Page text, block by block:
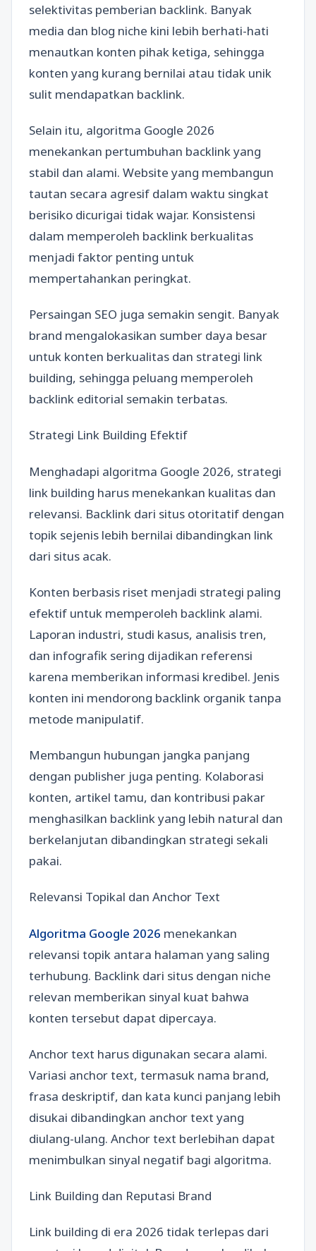
selektivitas pemberian backlink. Banyak
media dan blog niche kini lebih berhati-hati
menautkan konten pihak ketiga, sehingga
konten yang kurang bernilai atau tidak unik
sulit mendapatkan backlink.
Selain itu, algoritma Google 2026
menekankan pertumbuhan backlink yang
stabil dan alami. Website yang membangun
tautan secara agresif dalam waktu singkat
berisiko dicurigai tidak wajar. Konsistensi
dalam memperoleh backlink berkualitas
menjadi faktor penting untuk
mempertahankan peringkat.
Persaingan SEO juga semakin sengit. Banyak
brand mengalokasikan sumber daya besar
untuk konten berkualitas dan strategi link
building, sehingga peluang memperoleh
backlink editorial semakin terbatas.
Strategi Link Building Efektif
Menghadapi algoritma Google 2026, strategi
link building harus menekankan kualitas dan
relevansi. Backlink dari situs otoritatif dengan
topik sejenis lebih bernilai dibandingkan link
dari situs acak.
Konten berbasis riset menjadi strategi paling
efektif untuk memperoleh backlink alami.
Laporan industri, studi kasus, analisis tren,
dan infografik sering dijadikan referensi
karena memberikan informasi kredibel. Jenis
konten ini mendorong backlink organik tanpa
metode manipulatif.
Membangun hubungan jangka panjang
dengan publisher juga penting. Kolaborasi
konten, artikel tamu, dan kontribusi pakar
menghasilkan backlink yang lebih natural dan
berkelanjutan dibandingkan strategi sekali
pakai.
Relevansi Topikal dan Anchor Text
Algoritma Google 2026 menekankan
relevansi topik antara halaman yang saling
terhubung. Backlink dari situs dengan niche
relevan memberikan sinyal kuat bahwa
konten tersebut dapat dipercaya.
Anchor text harus digunakan secara alami.
Variasi anchor text, termasuk nama brand,
frasa deskriptif, dan kata kunci panjang lebih
disukai dibandingkan anchor text yang
diulang-ulang. Anchor text berlebihan dapat
menimbulkan sinyal negatif bagi algoritma.
Link Building dan Reputasi Brand
Link building di era 2026 tidak terlepas dari